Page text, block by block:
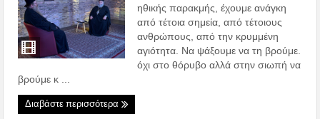
ηθικής παρακμής, έχουμε ανάγκη
από τέτοια σημεία, από τέτοιους
ανθρώπους, από την κρυμμένη
αγιότητα. Να ψάξουμε να τη βρούμε.
όχι στο θόρυβο αλλά στην σιωπή να
βρούμε κ ...
Διαβάστε περισσότερα